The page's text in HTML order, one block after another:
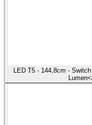
LED T5 - 144,8cm -